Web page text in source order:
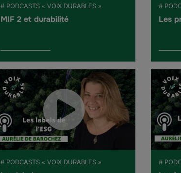
# PODCASTS « VOIX DURABLES »
MIF 2 et durabilité
#
Les
# PODCASTS « VOIX DURABLES » #